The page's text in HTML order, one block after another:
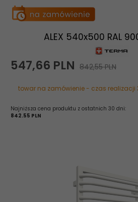
ALEX 540x500 RAL
547,66 PLN 842,55 PLN
towar na zamówienie - czas realizacji
Najniższa cena produktu z ostatnich 30 dni:
842.55 PLN